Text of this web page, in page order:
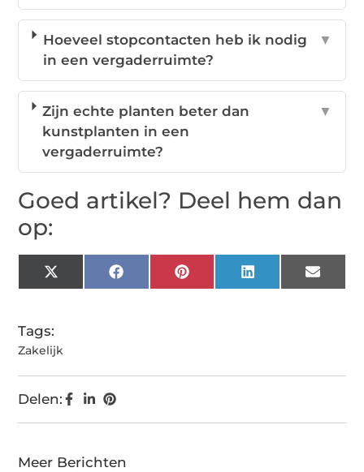
Hoeveel stopcontacten heb ik nodig
in een vergaderruimte?
▼
Zijn echte planten beter dan
kunstplanten in een
vergaderruimte?
▼
Goed artikel? Deel hem dan
op:
X
(Twitter)
FacebookPinterestLinkedIn Email
Tags:
Zakelijk
Delen:
Meer Berichten